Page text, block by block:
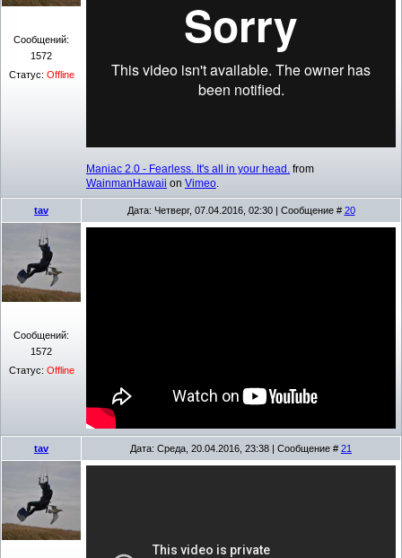
Сообщений:
1572
Статус: Offline
Maniac 2.0 - Fearless. It's all in your head. from
WainmanHawaii on Vimeo
tav Дата: Четверг, 07.04.2016, 02:30 | Сообщение # 20
Сообщений:
1572
Статус: Offline
tav Дата: Среда, 20.04.2016, 23:38 | Сообщение # 21